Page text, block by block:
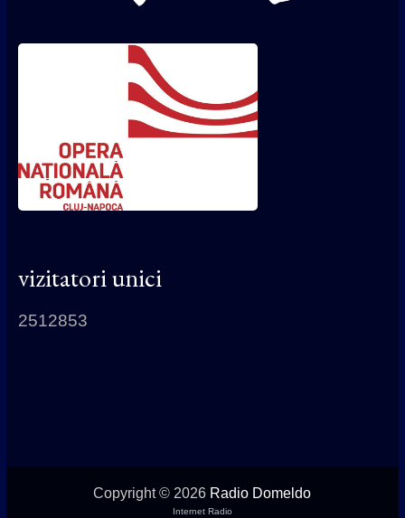
vizitatori unici
2512853
Copyright © 2026 Radio Domeldo
Internet Radio